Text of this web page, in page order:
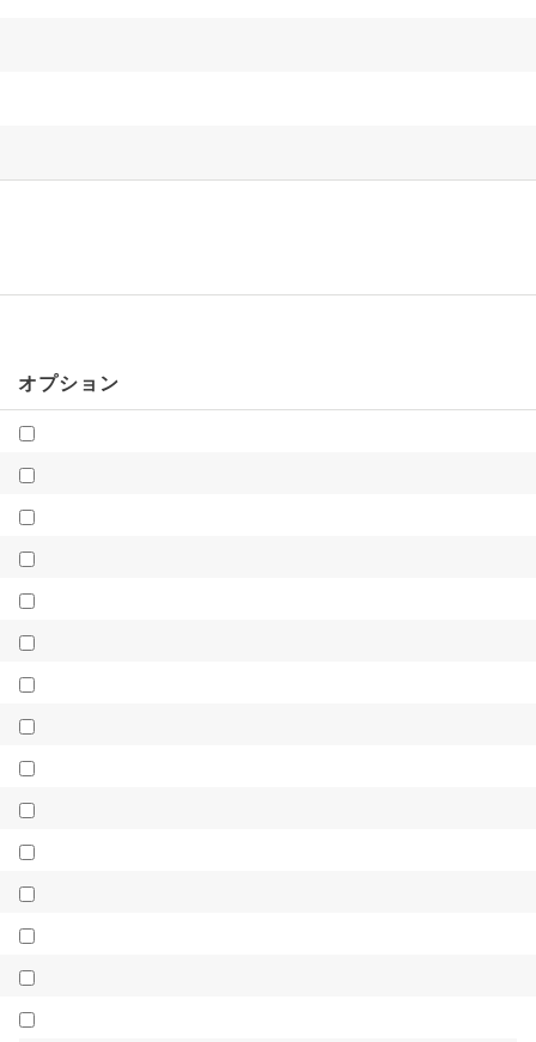
オプション